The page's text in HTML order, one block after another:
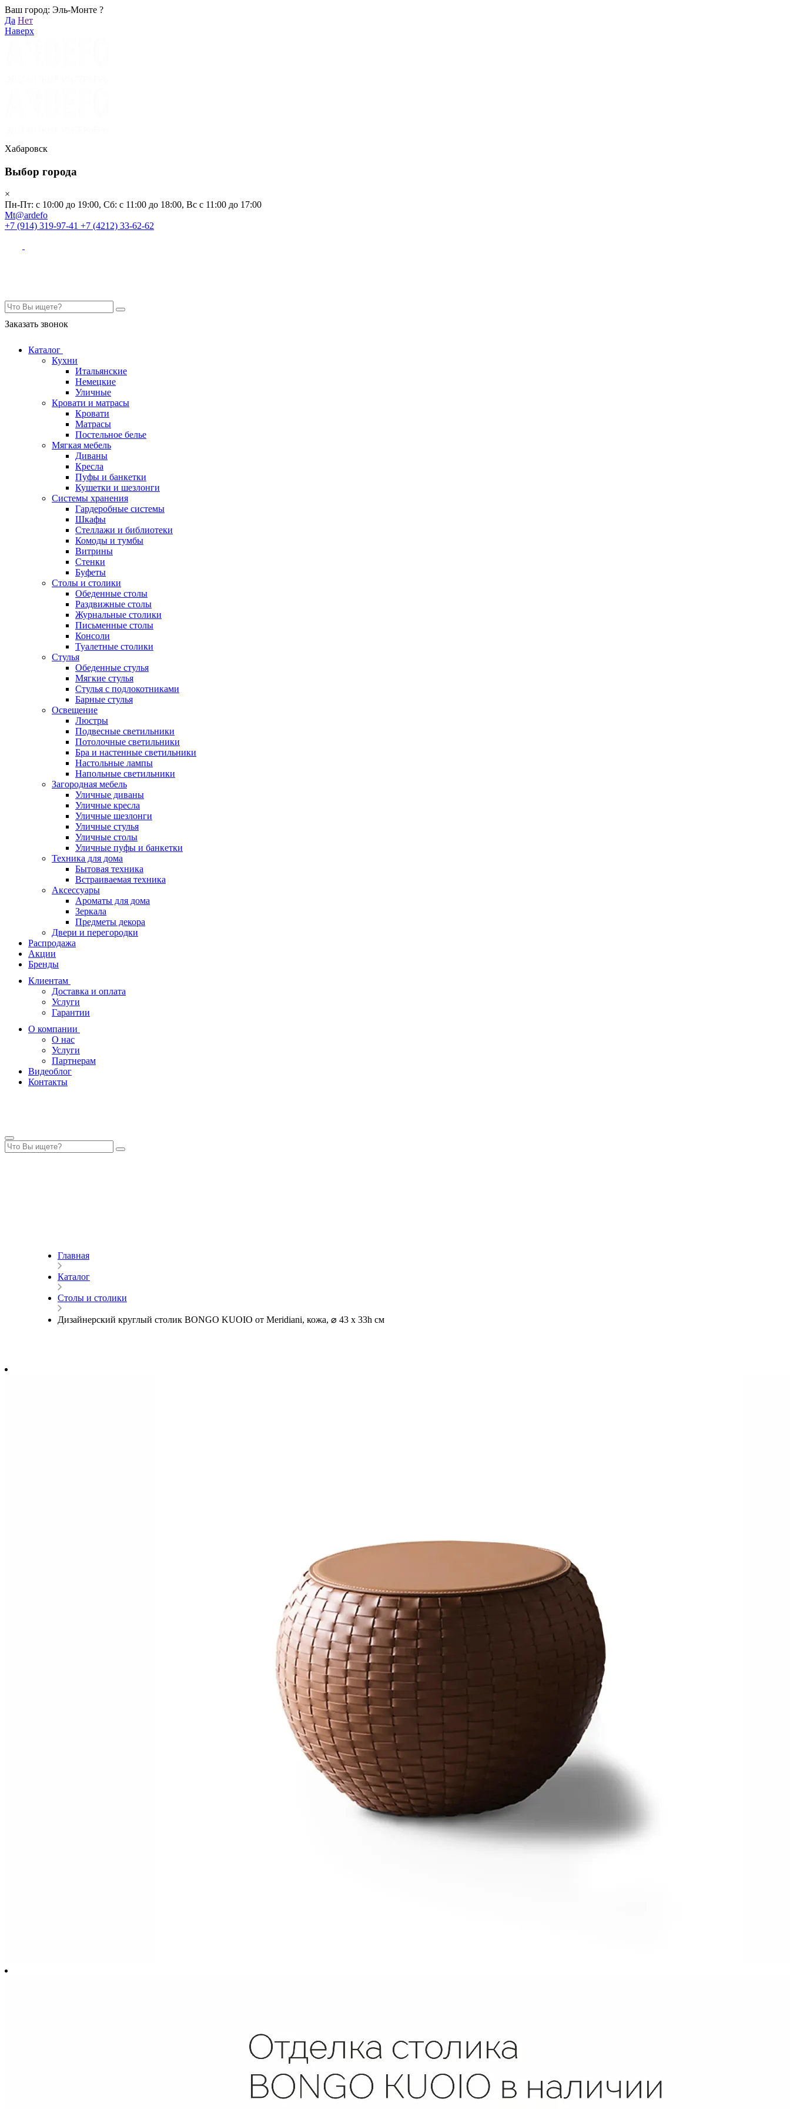
Ваш город: Эль-Монте ?
Да Нет
Наверх
Хабаровск
Выбор города
×
Пн-Пт: с 10:00 до 19:00, Сб: с 11:00 до 18:00, Вс с 11:00 до 17:00
Mt@ardefo
+7 (914) 319-97-41 +7 (4212) 33-62-62
Заказать звонок
Каталог
Кухни
Итальянские
Немецкие
Уличные
Кровати и матрасы
Кровати
Матрасы
Постельное белье
Мягкая мебель
Диваны
Кресла
Пуфы и банкетки
Кушетки и шезлонги
Системы хранения
Гардеробные системы
Шкафы
Стеллажи и библиотеки
Комоды и тумбы
Витрины
Стенки
Буфеты
Столы и столики
Обеденные столы
Раздвижные столы
Журнальные столики
Письменные столы
Консоли
Туалетные столики
Стулья
Обеденные стулья
Мягкие стулья
Стулья с подлокотниками
Барные стулья
Освещение
Люстры
Подвесные светильники
Потолочные светильники
Бра и настенные светильники
Настольные лампы
Напольные светильники
Загородная мебель
Уличные диваны
Уличные кресла
Уличные шезлонги
Уличные стулья
Уличные столы
Уличные пуфы и банкетки
Техника для дома
Бытовая техника
Встраиваемая техника
Аксессуары
Ароматы для дома
Зеркала
Предметы декора
Двери и перегородки
Распродажа
Акции
Бренды
Клиентам
Доставка и оплата
Услуги
Гарантии
О компании
О нас
Услуги
Партнерам
Видеоблог
Контакты
Главная
Каталог
Столы и столики
Дизайнерский круглый столик BONGO KUOIO от Meridiani, кожа, ⌀ 43 х 33h см
Бренды
Клиентам
О компании
Хабаровск
Пн-Пт: с 10:00 до 19:00, Сб: с 11:00 до 18:00, Вс с 11:00 до 17:00
Mt@ardefo